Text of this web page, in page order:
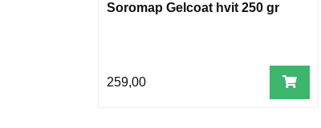
Soromap Gelcoat hvit 250 gr
259,00